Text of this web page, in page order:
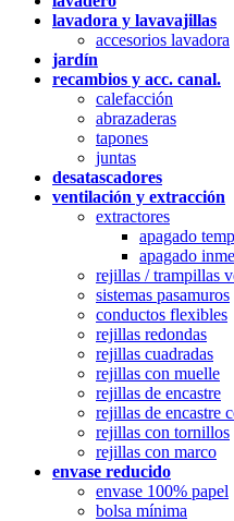
lavadora y lavavajillas
accesorios lavadora
jardín
recambios y acc. canal.
calefacción
abrazaderas
tapones
juntas
desatascadores
ventilación y extracción
extractores
apagado
apagado
rejillas / trampillas
sistemas pasamuros
conductos flexibles
rejillas redondas
rejillas cuadradas
rejillas con muelle
rejillas de encastre
rejillas de encastre
rejillas con tornillos
rejillas con marco
envase reducido
envase 100% papel
bolsa mínima